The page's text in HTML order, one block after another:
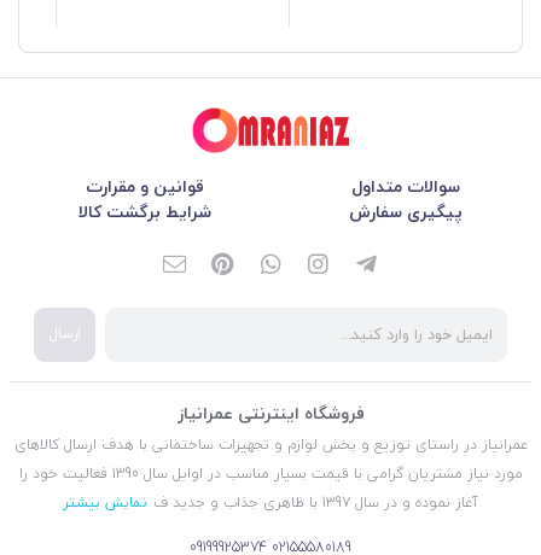
سوالات متداول
قوانین و مقرارت
پیگیری سفارش
شرایط برگشت کالا
ارسال
فروشگاه اینترنتی عمرانیاز
عمرانیاز در راستای توزیع و پخش لوازم و تجهیزات ساختمانی با هدف ارسال کالاهای
مورد نیاز مشتریان گرامی با قیمت بسیار مناسب در اوایل سال 1390 فعالیت خود را
آغاز نموده و در سال 1397 با ظاهری جذاب و جدید ف
نمایش بیشتر
02155580189
09199925374